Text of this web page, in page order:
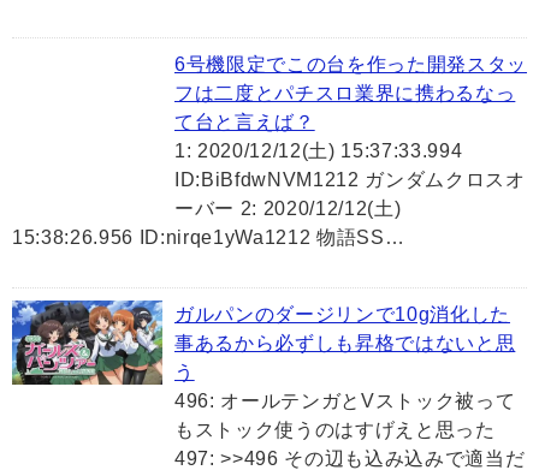
6号機限定でこの台を作った開発スタッ
フは二度とパチスロ業界に携わるなっ
て台と言えば？
1: 2020/12/12(土) 15:37:33.994
ID:BiBfdwNVM1212 ガンダムクロスオ
ーバー 2: 2020/12/12(土)
15:38:26.956 ID:nirqe1yWa1212 物語SS…
ガルパンのダージリンで10g消化した
事あるから必ずしも昇格ではないと思
う
496: オールテンガとVストック被って
もストック使うのはすげえと思った
497: >>496 その辺も込み込みで適当だ